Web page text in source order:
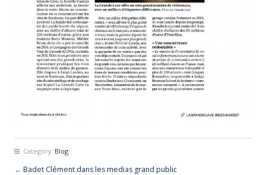
Category: Blog
← Badet Clément dans les medias grand public